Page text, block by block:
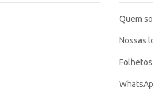
Quem
Nossas
Folhetos